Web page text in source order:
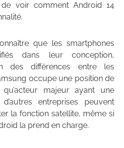
voir comment Android 14
que les smartphones
dans leur conception,
des différences entre les
occupe une position de
majeur ayant une
entreprises peuvent
la fonction satellite, même si
la prend en charge.